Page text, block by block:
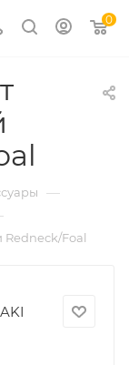
0
—
Redneck/Foal